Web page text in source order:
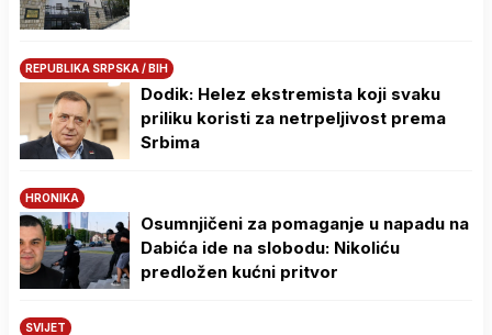
REPUBLIKA SRPSKA / BIH
Dodik: Helez ekstremista koji svaku
priliku koristi za netrpeljivost prema
Srbima
HRONIKA
Osumnjičeni za pomaganje u napadu na
Dabića ide na slobodu: Nikoliću
predložen kućni pritvor
SVIJET